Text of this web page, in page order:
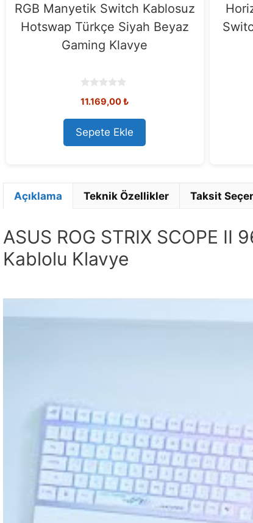
RGB Manyetik Switch Kablosuz
Hotswap Türkçe Siyah Beyaz
Gaming Klavye
o
t
o
f
5
11.169,00₺
Sepete Ekle
Açıklama Teknik Özellikler Taksit
ASUS ROG STRIX SCOPE
Kablolu Klavye